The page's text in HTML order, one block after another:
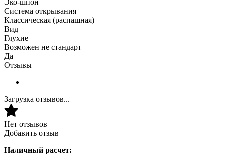
Система открывания
Классическая (распашная)
Вид
Глухие
Возможен не стандарт
Да
Отзывы
Загрузка отзывов...
Нет отзывов
Добавить отзыв
Наличный расчет: